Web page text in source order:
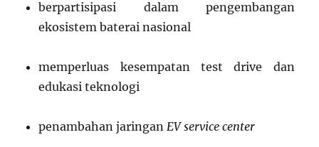
berpartisipasi dalam pengembangan
ekosistem baterai nasional
memperluas kesempatan test drive dan
edukasi teknologi
penambahan jaringanEV service center